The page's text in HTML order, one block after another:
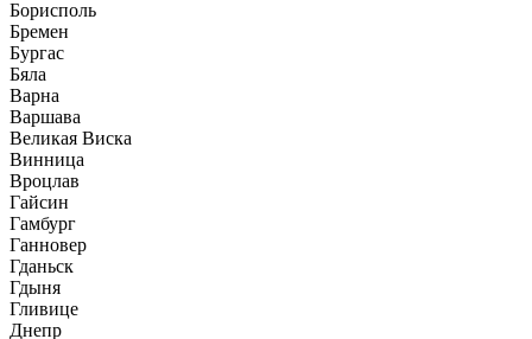
Борисполь
Бремен
Бургас
Бяла
Варна
Варшава
Великая Виска
Винница
Вроцлав
Гайсин
Гамбург
Ганновер
Гданьск
Гдыня
Гливице
Днепр